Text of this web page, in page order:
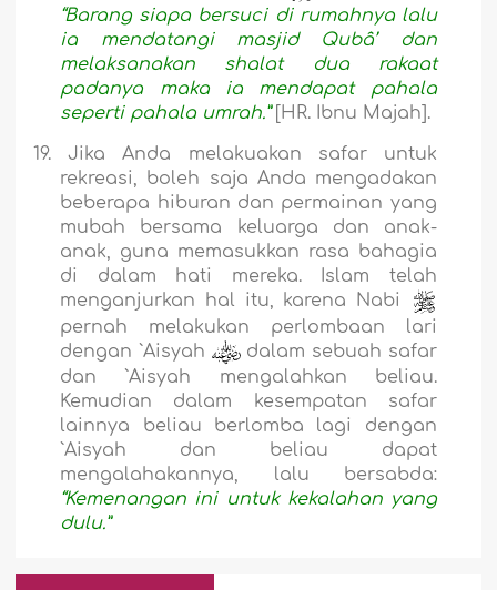
“Barang siapa bersuci di rumahnya lalu
ia mendatangi masjid Qubâ’ dan
melaksanakan shalat dua rakaat
padanya maka ia mendapat pahala
seperti pahala umrah.”[HR. Ibnu Majah].
19.
Jika Anda melakuakan safar untuk
rekreasi, boleh saja Anda mengadakan
beberapa hiburan dan permainan yang
mubah bersama keluarga dan anak-
anak, guna memasukkan rasa bahagia
di dalam hati mereka. Islam telah
menganjurkan hal itu, karena Nabi
pernah melakukan perlombaan lari
dengan `Aisyah
dalam sebuah safar
dan `Aisyah mengalahkan beliau.
Kemudian dalam kesempatan safar
lainnya beliau berlomba lagi dengan
`Aisyah dan beliau dapat
mengalahakannya, lalu bersabda:
“Kemenangan ini untuk kekalahan yang
dulu.”